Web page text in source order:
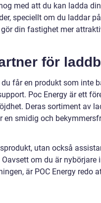
med att du kan ladda
speciellt om du laddar
din fastighet mer
för
får en produkt som inte
Poc Energy är ett
Deras sortiment av
en smidig och
utan också
om du är nybörjare
är POC Energy redo